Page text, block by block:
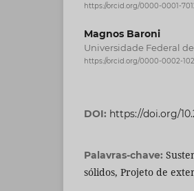
https://orcid.org/0000-0001-
Magnos Baroni
Universidade Federal de
https://orcid.org/0000-0002-
DOI: https://doi.org/
Palavras-chave:
sólidos, Projeto de